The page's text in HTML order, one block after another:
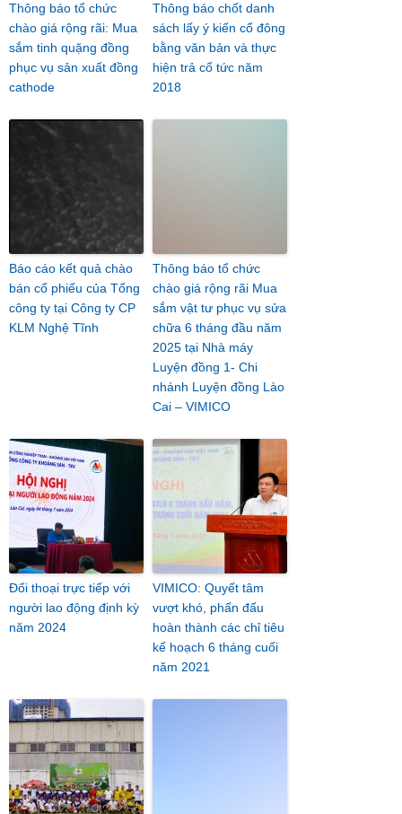
Thông báo tổ chức
chào giá rộng rãi: Mua
sắm tinh quặng đồng
phục vụ sản xuất đồng
cathode
Thông báo chốt danh
sách lấy ý kiến cổ đông
bằng văn bản và thực
hiện trả cổ tức năm
2018
Báo cáo kết quả chào
bán cổ phiếu của Tổng
công ty tại Công ty CP
KLM Nghệ Tĩnh
Thông báo tổ chức
chào giá rộng rãi Mua
sắm vật tư phục vụ sửa
chữa 6 tháng đầu năm
2025 tại Nhà máy
Luyện đồng 1- Chi
nhánh Luyện đồng Lào
Cai – VIMICO
Đối thoại trực tiếp với
người lao động định kỳ
năm 2024
VIMICO: Quyết tâm
vượt khó, phấn đấu
hoàn thành các chỉ tiêu
kế hoạch 6 tháng cuối
năm 2021